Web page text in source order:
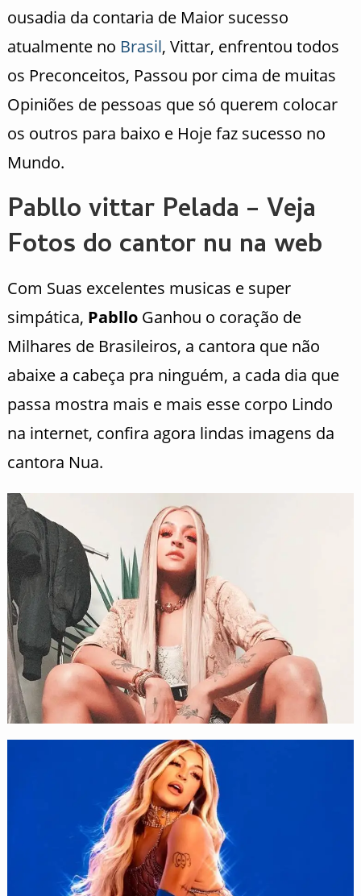
ousadia da contaria de Maior sucesso
atualmente no Brasil, Vittar, enfrentou todos
os Preconceitos, Passou por cima de muitas
Opiniões de pessoas que só querem colocar
os outros para baixo e Hoje faz sucesso no
Mundo.
Pabllo vittar Pelada – Veja
Fotos do cantor nu na web
Com Suas excelentes musicas e super
simpática, PablloGanhou o coração de
Milhares de Brasileiros, a cantora que não
abaixe a cabeça pra ninguém, a cada dia que
passa mostra mais e mais esse corpo Lindo
na internet, confira agora lindas imagens da
cantora Nua.